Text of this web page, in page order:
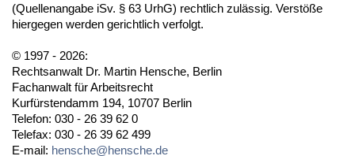
(Quellenangabe iSv. § 63 UrhG) rechtlich zulässig. Verstöße
hiergegen werden gerichtlich verfolgt.
© 1997 - 2026:
Rechtsanwalt Dr. Martin Hensche, Berlin
Fachanwalt für Arbeitsrecht
Kurfürstendamm 194, 10707 Berlin
Telefon: 030 - 26 39 62 0
Telefax: 030 - 26 39 62 499
E-mail: hensche@hensche.de